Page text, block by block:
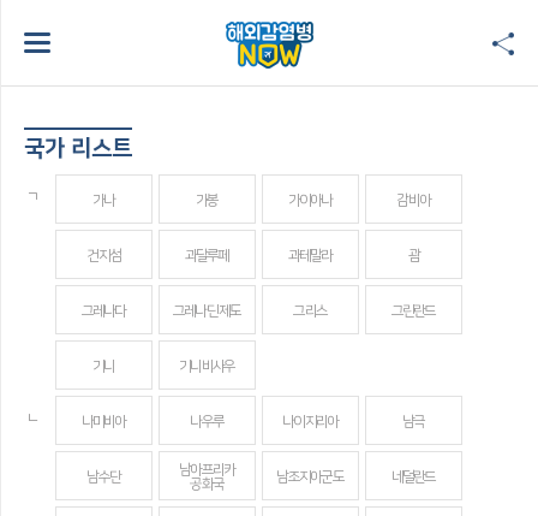
국가 리스트
ㄱ 가나 가봉 가이아나 감비아
건지섬 과달루페 과테말라 괌
그레나다 그레나딘 제도 그리스 그린란드
기니 기니비사우
ㄴ 나미비아 나우루 나이지리아 남극
남수단
남아프리카
공화국
남조지아군도 네덜란드